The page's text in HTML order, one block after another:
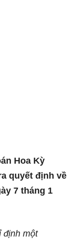
Hoa Kỳ
quyết định về
7 tháng 1
định một